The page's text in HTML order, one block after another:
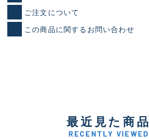
ご注文について
この商品に関するお問い合わせ
最近見た商品
RECENTLY VIEWED